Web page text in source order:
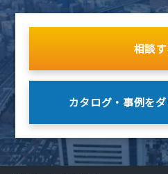
相談す
カタログ・事例を